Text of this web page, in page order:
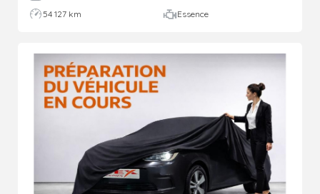
54 127 km
Essence